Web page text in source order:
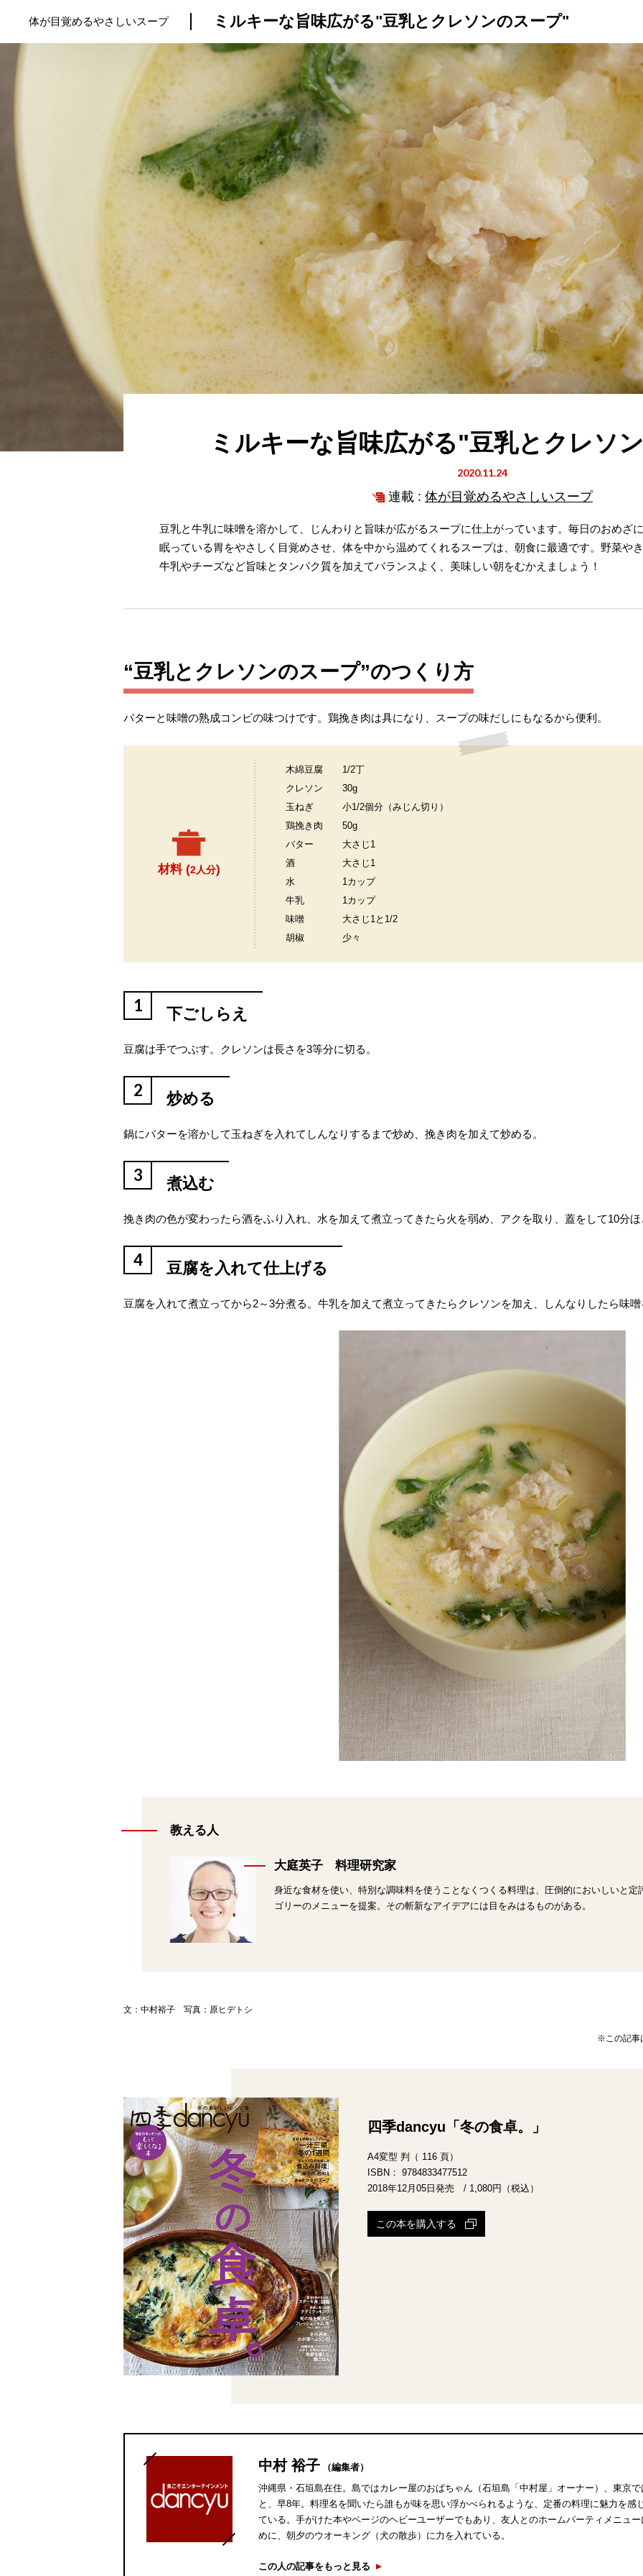
トップ プロが教えるレシピ 厳選！店探し
体が目覚めるやさしいスープ ミルキーな旨味広がる"豆乳とクレソンのスープ"
ミルキーな旨味広がる"豆乳とクレソ
2020.11.24
連載 : 体が目覚めるやさしいスープ
豆乳と牛乳に味噌を溶かして、じんわりと旨味が広がるスープに仕上がっています。毎日のおめざ
眠っている胃をやさしく目覚めさせ、体を中から温めてくれるスープは、朝食に最適です。野菜や
牛乳やチーズなど旨味とタンパク質を加えてバランスよく、美味しい朝をむかえましょう！
“豆乳とクレソンのスープ”のつくり方
バターと味噌の熟成コンビの味つけです。鶏挽き肉は具になり、スープの味だしにもなるから便利。
材料 (2人分)
木綿豆腐
1/2丁
クレソン
30g
玉ねぎ
小1/2個分（みじん切り）
鶏挽き肉
50g
バター
大さじ1
酒
大さじ1
水
1カップ
牛乳
1カップ
味噌
大さじ1と1/2
胡椒
少々
1 下ごしらえ
豆腐は手でつぶす。クレソンは長さを3等分に切る。
2 炒める
鍋にバターを溶かして玉ねぎを入れてしんなりするまで炒め、挽き肉を加えて炒める。
3 煮込む
挽き肉の色が変わったら酒をふり入れ、水を加えて煮立ってきたら火を弱め、アクを取り、蓋をして10分
4 豆腐を入れて仕上げる
豆腐を入れて煮立ってから2～3分煮る。牛乳を加えて煮立ってきたらクレソンを加え、しんなりしたら味
教える人
大庭英子 料理研究家
身近な食材を使い、特別な調味料を使うことなくつくる料理は、圧倒的においしいと
ゴリーのメニューを提案。その斬新なアイデアには目をみはるものがある。
文：中村裕子 写真：原ヒデトシ
※この記事
四季dancyu「冬の食卓。」
A4変型 判（ 116 頁）
ISBN： 9784833477512
2018年12月05日発売 / 1,080円（税込）
この本を購入する
中村 裕子
（編集者）
沖縄県・石垣島在住。島ではカレー屋のおばちゃん（石垣島「中村屋」オーナー）、東京
と、早8年。料理名を聞いたら誰もが味を思い浮かべられるような、定番の料理に魅力を感
ている。手がけた本やページのヘビーユーザーでもあり、友人とのホームパーティメニュ
めに、朝夕のウオーキング（犬の散歩）に力を入れている。
この人の記事をもっと見る